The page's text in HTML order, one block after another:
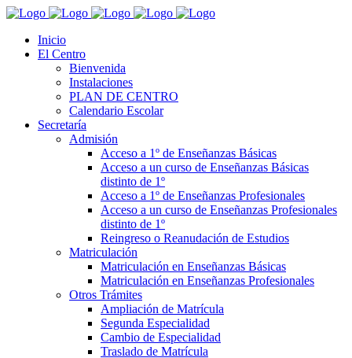
Inicio
El Centro
Bienvenida
Instalaciones
PLAN DE CENTRO
Calendario Escolar
Secretaría
Admisión
Acceso a 1º de Enseñanzas Básicas
Acceso a un curso de Enseñanzas Básicas
distinto de 1º
Acceso a 1º de Enseñanzas Profesionales
Acceso a un curso de Enseñanzas Profesionales
distinto de 1º
Reingreso o Reanudación de Estudios
Matriculación
Matriculación en Enseñanzas Básicas
Matriculación en Enseñanzas Profesionales
Otros Trámites
Ampliación de Matrícula
Segunda Especialidad
Cambio de Especialidad
Traslado de Matrícula